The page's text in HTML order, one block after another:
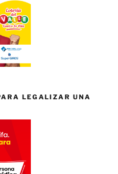
LEGALIZAR UNA